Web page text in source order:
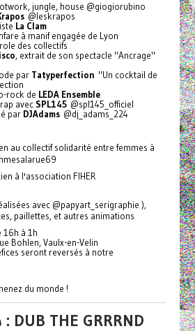
jungle, house @giogiorubino
@leskrapos
La Clam
à manif engagée de Lyon
des collectifs
, extrait de son spectacle "Ancrage"
par Tatyperfection "Un cocktail de
rock de LEDA Ensemble
avec SPL145@spl145_officiel
par DJAdams@dj_adams_224
au collectif solidarité entre femmes à
à l'association FIHER
avec @papyart_serigraphie ),
paillettes, et autres animations
16h à 1h
Bohlen, Vaulx-en-Velin
seront reversés à notre
du monde !
DUB THE GRRRND